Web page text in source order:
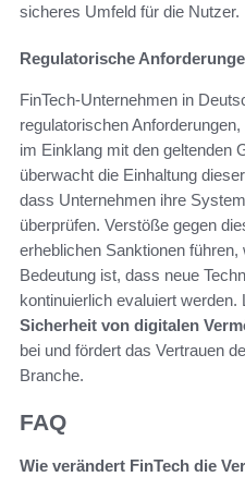
sicheres Umfeld für die Nutzer.
Regulatorische
FinTech-Unternehmen in
regulatorischen
im Einklang mit den geltenden
überwacht die Einhaltung
dass Unternehmen ihre
überprüfen. Verstöße gegen
erheblichen Sanktionen
Bedeutung ist, dass neue
kontinuierlich evaluiert
Sicherheit von digitalen
bei und fördert das Vertrauen
Branche.
FAQ
Wie verändert FinTech die